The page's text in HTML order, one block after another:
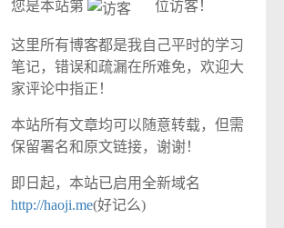
您是本站第 位访客！
这里所有博客都是我自己平时的学习
笔记，错误和疏漏在所难免，欢迎大
家评论中指正！
本站所有文章均可以随意转载，但需
保留署名和原文链接，谢谢！
即日起，本站已启用全新域名
http://haoji.me(好记么)